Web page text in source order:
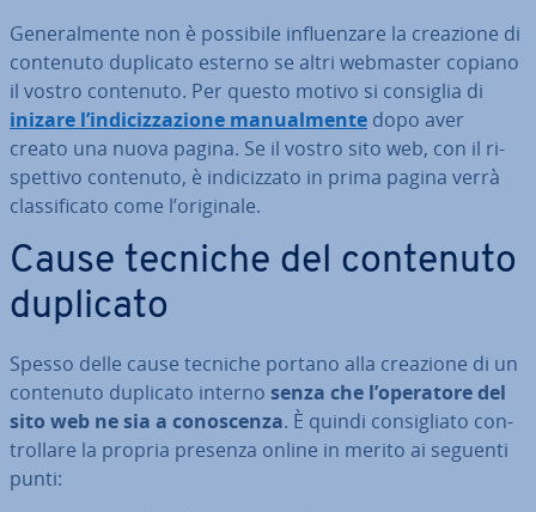
Ge­ne­ral­men­te non è possibile in­fluen­za­re la creazione di
contenuto duplicato esterno se altri webmaster copiano
il vostro contenuto. Per questo motivo si consiglia di
inizare l’in­di­ciz­za­zio­ne ma­nual­men­te dopo aver
creato una nuova pagina. Se il vostro sito web, con il ri­
spet­ti­vo contenuto, è in­di­ciz­za­to in prima pagina verrà
clas­si­fi­ca­to come l’originale.
Cause tecniche del contenuto
duplicato
Spesso delle cause tecniche portano alla creazione di un
contenuto duplicato interno senza che l’operatore del
sito web ne sia a co­no­scen­za. È quindi con­si­glia­to con­
trol­la­re la propria presenza online in merito ai seguenti
punti: